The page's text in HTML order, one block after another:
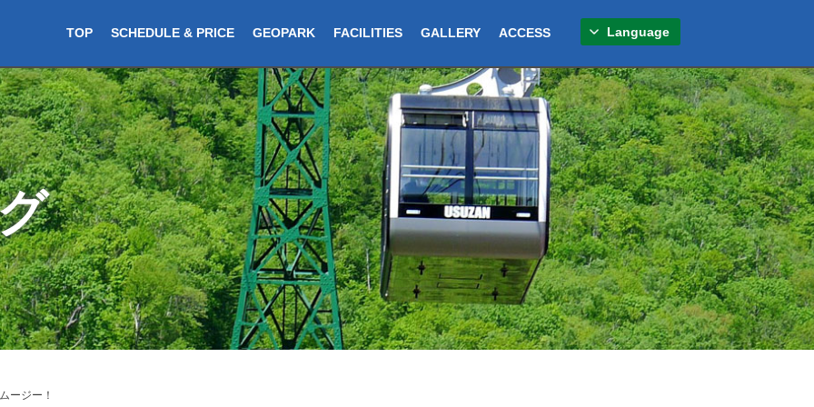
TOP SCHEDULE & PRICE GEOPARK FACILITIES GALLERY ACCESS Language
ージー！